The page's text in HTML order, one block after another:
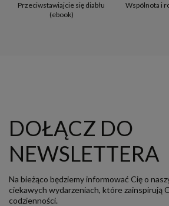
Przeciwstawiajcie się diabłu
(ebook)
Wspólnota i
DOŁĄCZ DO
NEWSLETTERA
Na bieżąco będziemy informować Cię o
ciekawych wydarzeniach, które zainspirują
codzienności.